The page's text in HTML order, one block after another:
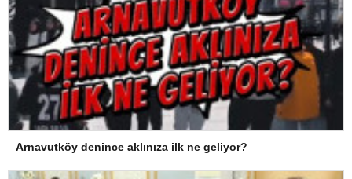
Arnavutköy denince aklınıza ilk ne geliyor?